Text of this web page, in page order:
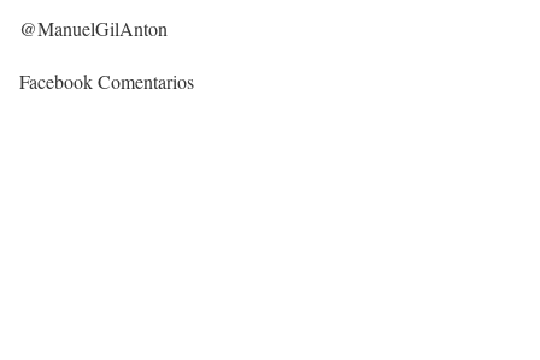
@ManuelGilAnton
Facebook Comentarios